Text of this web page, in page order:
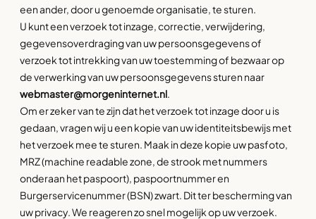
een ander, door u genoemde organisatie, te sturen.
U kunt een verzoek tot inzage, correctie, verwijdering,
gegevensoverdraging van uw persoonsgegevens of
verzoek tot intrekking van uw toestemming of bezwaar op
de verwerking van uw persoonsgegevens sturen naar
webmaster@morgeninternet.nl.
Om er zeker van te zijn dat het verzoek tot inzage door u is
gedaan, vragen wij u een kopie van uw identiteitsbewijs met
het verzoek mee te sturen. Maak in deze kopie uw pasfoto,
MRZ (machine readable zone, de strook met nummers
onderaan het paspoort), paspoortnummer en
Burgerservicenummer (BSN) zwart. Dit ter bescherming van
uw privacy. We reageren zo snel mogelijk op uw verzoek.